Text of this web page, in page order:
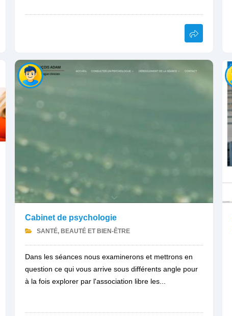
Cabinet de psychologie
SANTÉ, BEAUTÉ ET BIEN-ÊTRE
Dans les séances nous examinerons et mettrons en
question ce qui vous arrive sous différents angle pour
à la fois explorer par l'association libre les...